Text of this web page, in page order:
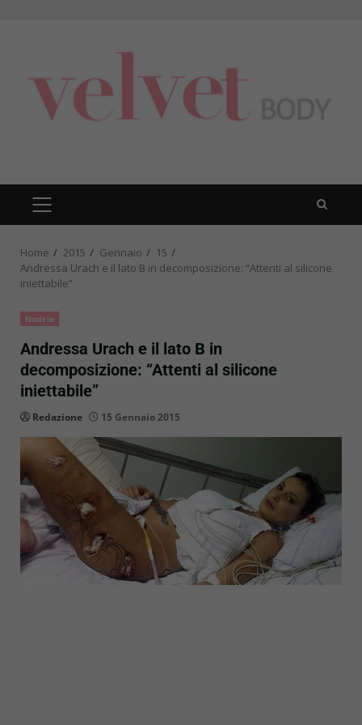
PRIMARY
MENU
Home 2015 Gennaio
15
Andressa Urach e il lato B in decomposizione: “Attenti al silicone
iniettabile”
Notizie
Andressa Urach e il lato B in
decomposizione: “Attenti al silicone
iniettabile”
Redazione 15 Gennaio 2015